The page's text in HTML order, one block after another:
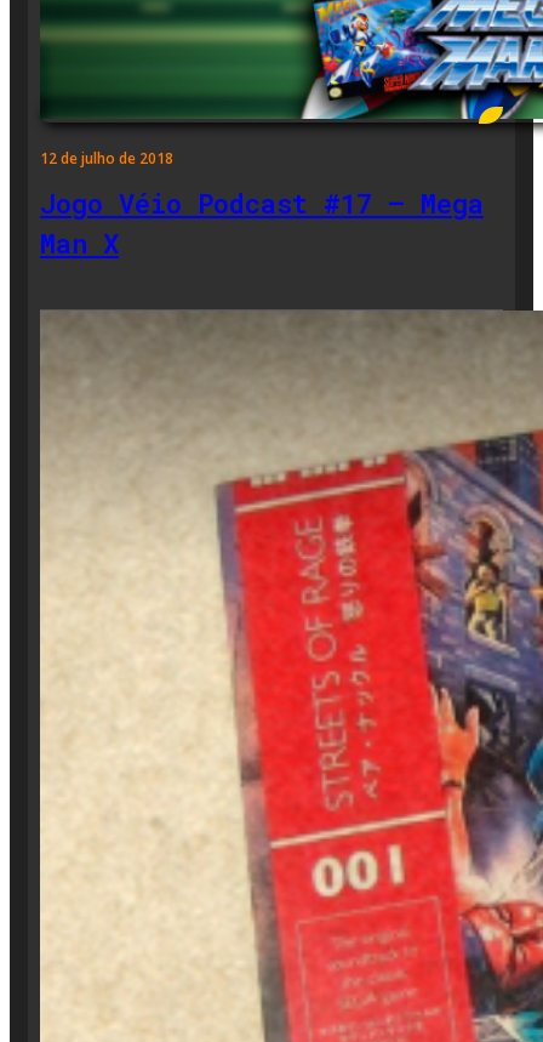
12 de julho de 2018
Jogo Véio Podcast #17 – Mega
Man X